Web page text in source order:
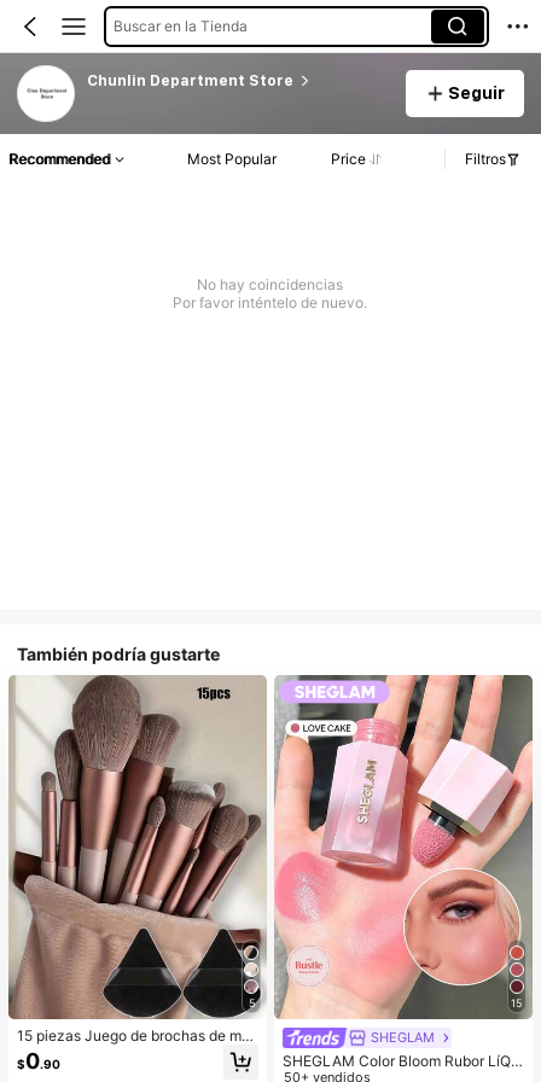
Buscar en la Tienda
Chunlin Department Store
Seguir
Recommended Most Popular Price Filtros
No hay coincidencias
Por favor inténtelo de nuevo.
También podría gustarte
5
15 piezas Juego de brochas de ma
quillaje, incluye 2 esponjas de maq
uillaje triangulares negras, suaves y
$0.90
15
SHEGLAM
SHEGLAM Color Bloom Rubor LíQui
do Acabado Mate-Love Cake Color
50+ vendidos